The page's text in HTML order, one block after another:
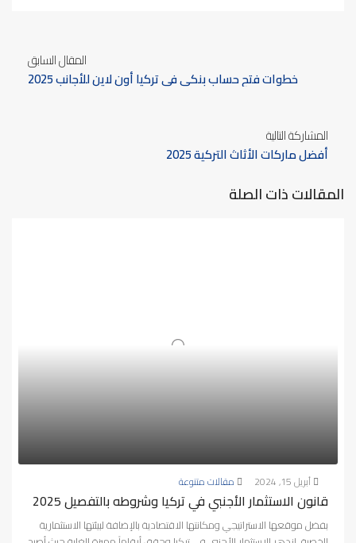
المقال السابق
خطوات فتح حساب بنكي في تركيا أون لاين للأجانب 2025
المشاركة التالية
أفضل ماركات الأثاث التركية 2025
المقالات ذات الصلة
أبريل 15, 2024 مقالات متنوعة
قانون الاستثمار الأجنبي في تركيا وشروطه بالتفصيل 2025
بفضل موقعها الاستراتيجي ومكانتها الاقتصادية بالإضافة لبيئتها الاستثمارية